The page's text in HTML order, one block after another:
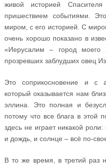
живой историей
пришествием событиями.
миром, с его историей. С
очень хорошо показано в
«Иерусалим – город моего
прозревших заблудших овец
Это соприкосновение и с
который оказывается нам
эллина. Это полная и
потому что все блага в этой
здесь не играет никакой
и дождь, и солнце – всё по-
В то же время, в третий раз